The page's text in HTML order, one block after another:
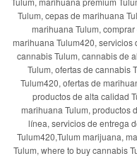
Tulum, cepas de marihuana
marihuana Tulum,
marihuana Tulum420, servicios
cannabis Tulum, cannabis de
Tulum, ofertas de cannabis
Tulum420, ofertas de
productos de alta calidad
marihuana Tulum, productos
línea, servicios de entrega
Tulum420,Tulum marijuana,
Tulum, where to buy cannabis